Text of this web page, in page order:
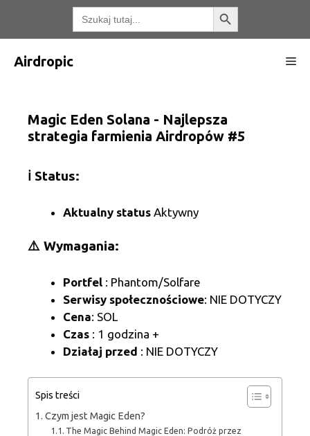
treści
Wyszukaj: Przycisk wyszukiwania
Airdropic
Magic Eden Solana - Najlepsza
strategia farmienia Airdropów #5
ℹ️ Status:
Aktualny status Aktywny
⚠️ Wymagania:
Portfel : Phantom/Solfare
Serwisy społecznościowe: NIE DOTYCZY
Cena: SOL
Czas : 1 godzina +
Działaj przed : NIE DOTYCZY
Spis treści
Czym jest Magic Eden?
The Magic Behind Magic Eden: Podróż przez